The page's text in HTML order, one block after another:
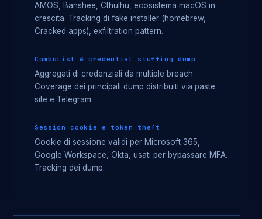
AMOS, Banshee, Cthulhu, ecosistema macOS in
crescita. Tracking di fake installer (homebrew,
Cracked apps), exfiltration pattern.
Combolist & credential stuffing dump
Aggregati di credenziali da multiple breach.
Coverage dei principali dump distribuiti via paste
site e Telegram.
Session cookie e token theft
Cookie di sessione validi per Microsoft 365,
Google Workspace, Okta, usati per bypassare MFA.
Tracking dei dump.